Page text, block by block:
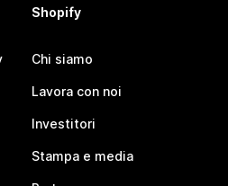
Shopify
Chi siamo
Lavora con noi
Investitori
Stampa e media